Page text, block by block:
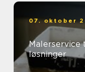
07. oktober
Malerservice
løsninger